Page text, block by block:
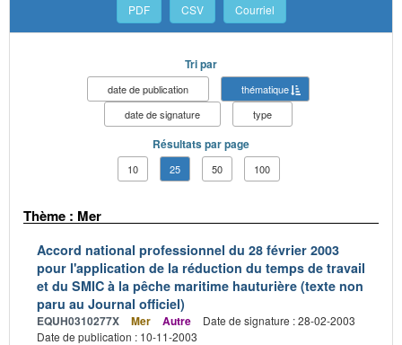
PDF CSV Courriel
Tri par
date de publication
thématique
date de signature
type
Résultats par page
10 25 50 100
Thème : Mer
Accord national professionnel du 28 février 2003
pour l'application de la réduction du temps de travail
et du SMIC à la pêche maritime hauturière (texte non
paru au Journal officiel)
EQUH0310277X Mer Autre
Date de signature : 28-02-2003
Date de publication : 10-11-2003